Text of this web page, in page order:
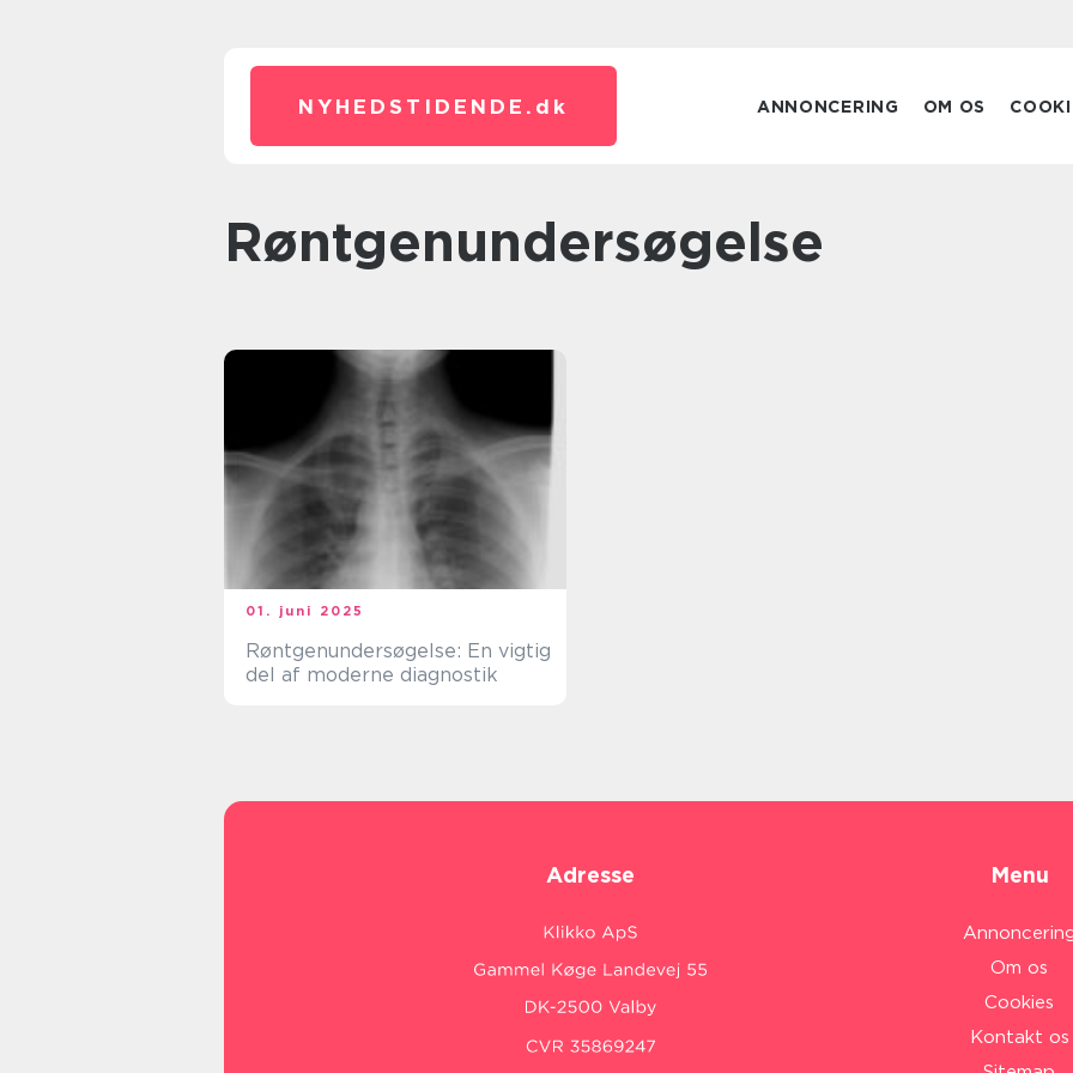
NYHEDSTIDENDE. dk ANNONCERING OM OS
Røntgenundersøgelse
01. juni 2025
Røntgenundersøgelse: En vigtig
del af moderne diagnostik
Adresse Menu
Om os
Cookies
Kontakt os